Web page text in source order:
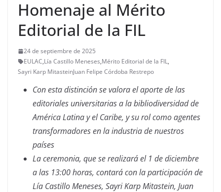
Homenaje al Mérito
Editorial de la FIL
24 de septiembre de 2025
EULAC,Lía Castillo Meneses,Mérito Editorial de la FIL,
Sayri Karp MitasteinJuan Felipe Córdoba Restrepo
Con esta distinción se valora el aporte de las
editoriales universitarias a la bibliodiversidad de
América Latina y el Caribe, y su rol como agentes
transformadores en la industria de nuestros
países
La ceremonia, que se realizará el 1 de diciembre
a las 13:00 horas, contará con la participación de
Lía Castillo Meneses, Sayri Karp Mitastein, Juan